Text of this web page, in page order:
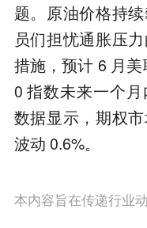
题。原油价格持
员们担忧通胀压
措施，预计 6 月
0 指数未来一个
数据显示，期权
波动 0.6%。
本内容旨在传递行业